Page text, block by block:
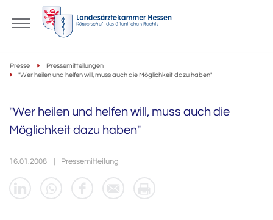
Presse
Pressemitteilungen
"Wer heilen und helfen will, muss auch die Möglichkeit dazu haben"
"Wer heilen und helfen will, muss auch die
Möglichkeit dazu haben"
16.01.2008 Pressemitteilung